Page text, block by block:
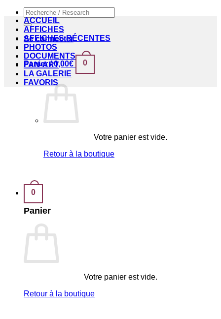
Recherche
pour :
Se connecter
Panier /0,00€ 0
Votre panier est vide.
Retour à la boutique
0
Panier
Votre panier est vide.
Retour à la boutique
ACCUEIL
AFFICHES
AFFICHES RÉCENTES
PHOTOS
DOCUMENTS
FAN-ART
LA GALERIE
FAVORIS